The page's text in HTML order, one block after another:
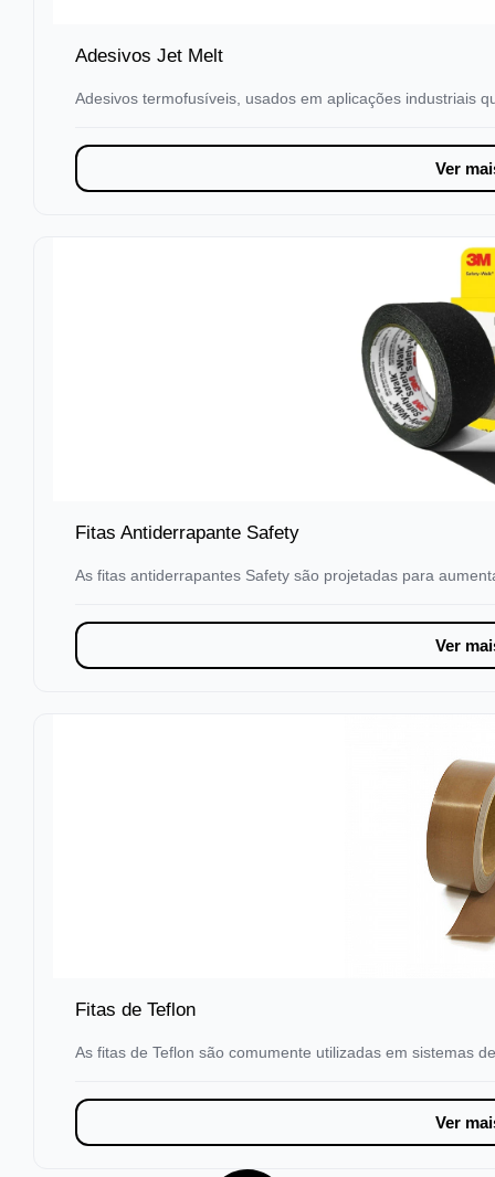
Adesivos Jet Melt
Adesivos termofusíveis, usados em aplicações industriais
Ver
Fitas Antiderrapante Safety
As fitas antiderrapantes Safety são projetadas para
Ver
Fitas de Teflon
As fitas de Teflon são comumente utilizadas em sistemas
Ver